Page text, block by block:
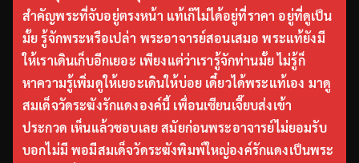
สำคัญพระที่จับอยู่ตรงหน้า แท้เก๊ไม่ได้อยู่ที่ราคา อยู่ที่ดูเป็น
มั้ย รู้จักพระหรือเปล่า พระอาจารย์สอนเสมอ พระแท้ยังมี
ให้เราเดินเก็บอีกเยอะ เพียงแต่ว่าเรารู้จักท่านมั้ย ไม่รู้ก็
หาความรู้เพิ่มดูให้เยอะเดินให้บ่อย เดี๋ยวได้พระแท้เอง มาดู
สมเด็จวัดระฆังรักแดงองค์นี้ เพื่อนเซียนเจี๊ยบส่งเข้า
ประกวด เห็นแล้วชอบเลย สมัยก่อนพระอาจารย์ไม่ยอมรับ
บอกไม่มี พอมีสมเด็จวัดระฆังพิมพ์ใหญ่องค์รักแดงเป็นพระ